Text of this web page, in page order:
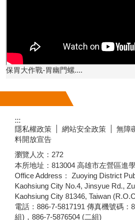
保胃大作戰-胃幽門螺....
:::
隱私權政策
網站安全政策 無障
料開放宣告
瀏覽人次： 272
本所地址：813004 高雄市左營區進
Office Address： Zuoying District
Kaohsiung City No.4, Jinsyue Rd.,
Kaohsiung City 81346, Taiwan
電話：886-7-5817191 傳真機號碼：
組)，886-7-5876504 (二組)